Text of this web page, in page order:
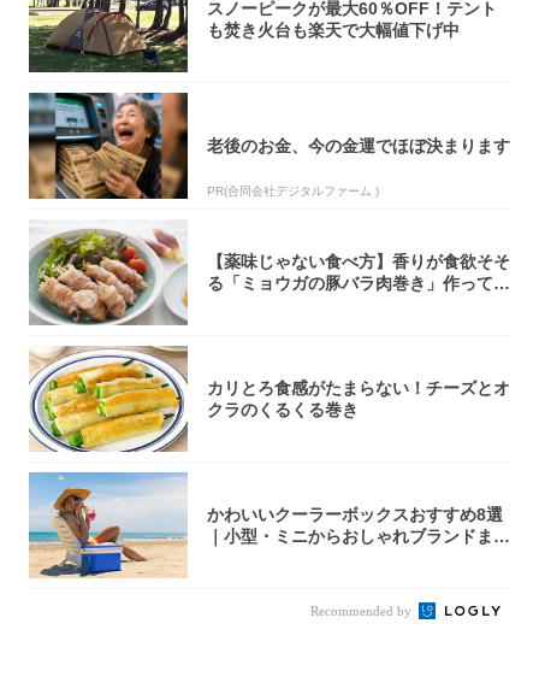
スノーピークが最大60％OFF！テント
も焚き火台も楽天で大幅値下げ中
老後のお金、今の金運でほぼ決まります
PR(合同会社デジタルファーム )
【薬味じゃない食べ方】香りが食欲そそ
る「ミョウガの豚バラ肉巻き」作ってみ
カリとろ食感がたまらない！チーズとオ
クラのくるくる巻き
かわいいクーラーボックスおすすめ8選
｜小型・ミニからおしゃれブランドまで
Recommended by